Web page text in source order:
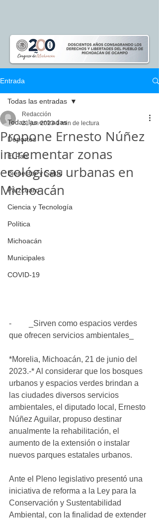
Entrada
Todas las entradas
Deportes
El Pais
Bienestar y Salud
Pátzcuaro
Ciencia y Tecnología
Política
Michoacán
Municipales
COVID-19
Todas las entradas
Propone Ernesto Núñez
incrementar zonas
ecológicas urbanas en
Michoacán
Redacción
21 jun 2023 1 min de lectura
-	_Sirven como espacios verdes
que ofrecen servicios ambientales_
*Morelia, Michoacán, 21 de junio del
2023.-* Al considerar que los bosques
urbanos y espacios verdes brindan a
las ciudades diversos servicios
ambientales, el diputado local, Ernesto
Núñez Aguilar, propuso destinar
anualmente la rehabilitación, el
aumento de la extensión o instalar
nuevos parques estatales urbanos.
Ante el Pleno legislativo presentó una
iniciativa de reforma a la Ley para la
Conservación y Sustentabilidad
Ambiental, con la finalidad de extender